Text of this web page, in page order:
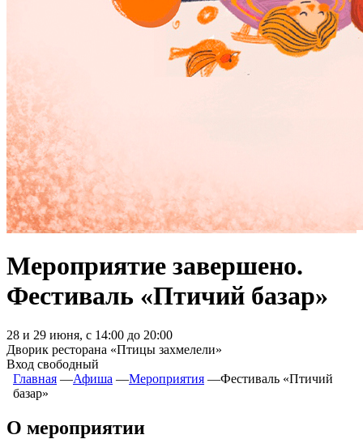
Мероприятие завершено.
Фестиваль «Птичий базар»
28 и 29 июня, с 14:00 до 20:00
Дворик ресторана «Птицы захмелели»
Вход свободный
Главная ―Афиша ―Мероприятия ―Фестиваль «Птичий
базар»
О мероприятии